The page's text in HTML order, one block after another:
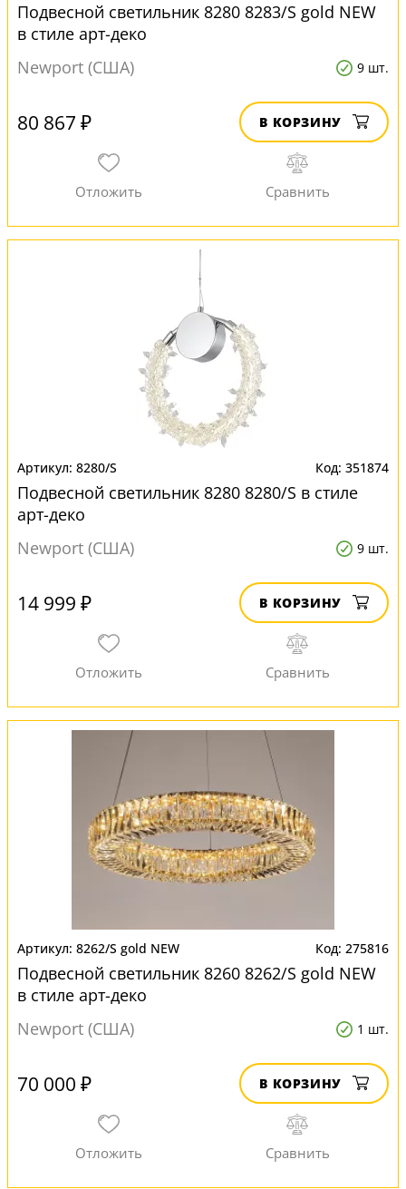
Подвесной светильник 8280 8283/S gold NEW
в стиле арт-деко
Newport (США)
9 шт.
80 867 ₽ В КОРЗИНУ
8280/S 351874
Подвесной светильник 8280 8280/S в стиле
арт-деко
Newport (США)
9 шт.
14 999 ₽ В КОРЗИНУ
8262/S gold NEW 275816
Подвесной светильник 8260 8262/S gold NEW
в стиле арт-деко
Newport (США)
1 шт.
70 000 ₽ В КОРЗИНУ